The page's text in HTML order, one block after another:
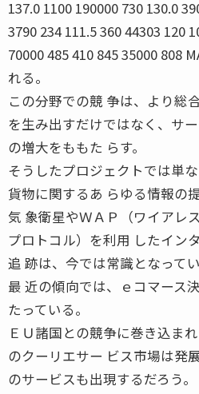
137.0 1100 190000 730 130.0
3790 234 111.5 360 44303 120
70000 485 410 845 35000 808
れる。
この分野での競 争は、より総
を生み出すだけではなく、サ
の増大をももた らす。
そうしたプロジェクトでは単
貨物に関するあ らゆる情報の
気 象衛星やＷＡＰ（ワイアレ
プロトコル）を利用 したイン
追 跡は、今では常識となってい
最 近の傾向では、ｅコマース
たっている。
ＥＵ諸国との競争に巻き込ま
のクーリエサー ビス市場は発
のサービスも出現するだろう。